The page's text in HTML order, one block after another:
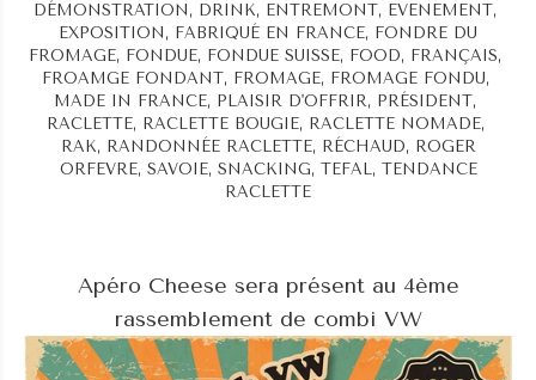
DÉMONSTRATION , DRINK, ENTREMONT, EVENEMENT,
EXPOSITION , FABRIQUÉ EN FRANCE, FONDRE DU
FROMAGE, FONDUE, FONDUE SUISSE, FOOD, FRANÇAIS,
FROAMGE FONDANT, FROMAGE, FROMAGE FONDU,
MADE IN FRANCE, PLAISIR D'OFFRIR, PRÉSIDENT,
RACLETTE, RACLETTE BOUGIE, RACLETTE NOMADE,
RAK, RANDONNÉE RACLETTE, RÉCHAUD, ROGER
ORFEVRE, SAVOIE, SNACKING, TEFAL, TENDANCE
RACLETTE
Apéro Cheese sera présent au 4ème
rassemblement de combi VW